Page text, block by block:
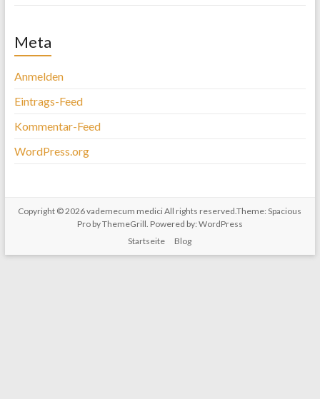
Meta
Anmelden
Eintrags-Feed
Kommentar-Feed
WordPress.org
Copyright © 2026vademecum mediciAll rights reserved.Theme:Spacious
Proby ThemeGrill. Powered by: WordPress
Startseite
Blog